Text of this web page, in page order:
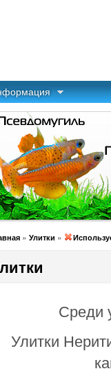
» Улитки »
Среди
Улитки